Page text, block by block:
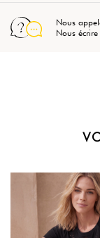
Nous
Nous